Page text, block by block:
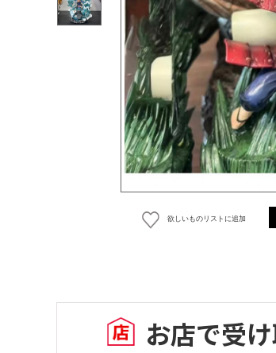
欲しいものリストに追加
お店で受